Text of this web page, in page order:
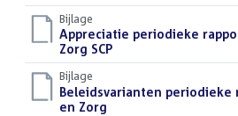
Bijlage
Download
bestand:
Appreciatie periodieke
Zorg SCP(PDF)
Bijlage
Download
bestand:
Beleidsvarianten periodieke
en Zorg